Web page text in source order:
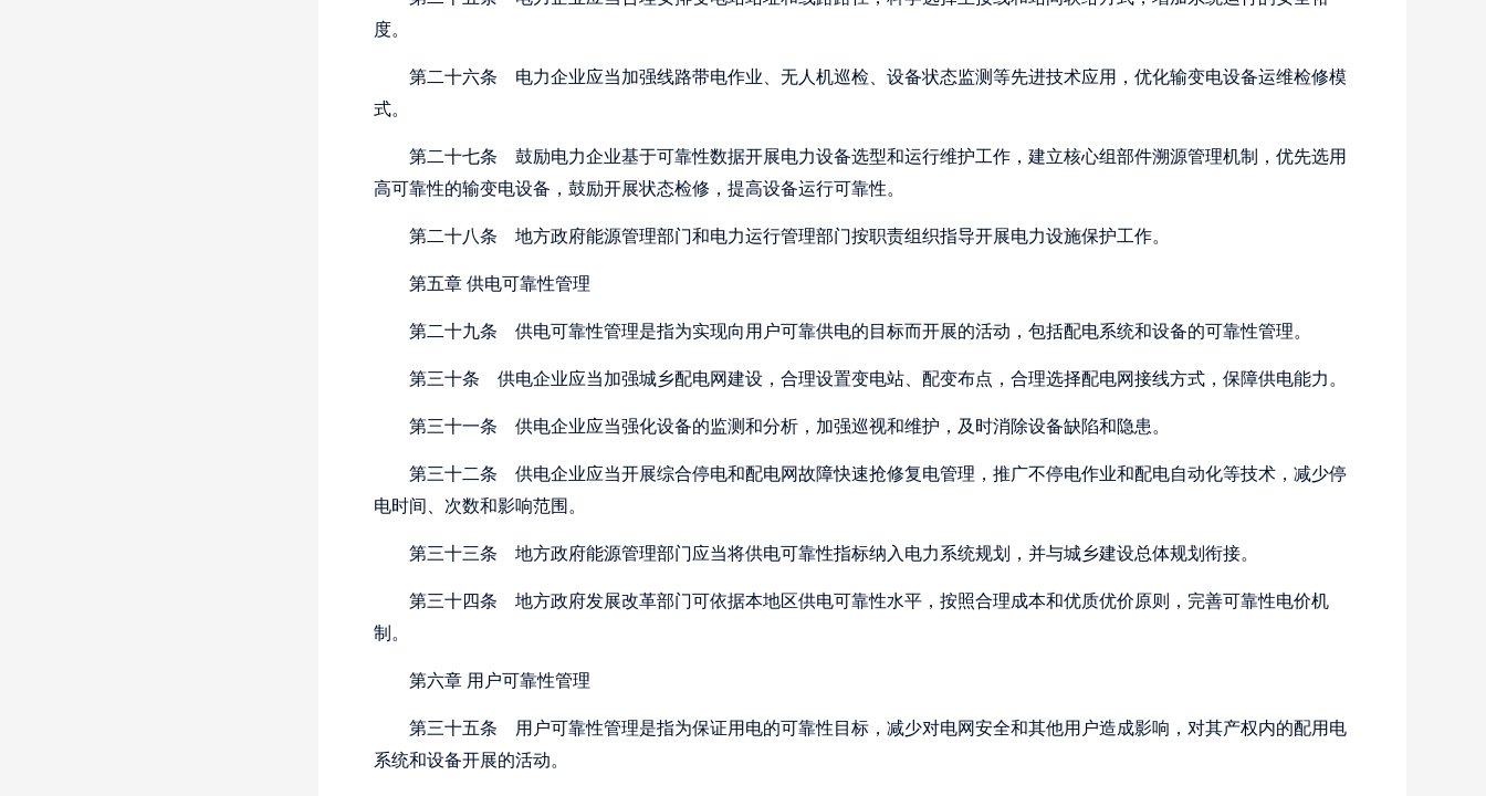
度。
第二十六条 电力企业应当加强线路带电作业、无人机巡检、设备状态监测等先进技术应用，优化输变电设备运维检修模
式。
第二十七条 鼓励电力企业基于可靠性数据开展电力设备选型和运行维护工作，建立核心组部件溯源管理机制，优先选用
高可靠性的输变电设备，鼓励开展状态检修，提高设备运行可靠性。
第二十八条 地方政府能源管理部门和电力运行管理部门按职责组织指导开展电力设施保护工作。
第五章 供电可靠性管理
第二十九条 供电可靠性管理是指为实现向用户可靠供电的目标而开展的活动，包括配电系统和设备的可靠性管理。
第三十条 供电企业应当加强城乡配电网建设，合理设置变电站、配变布点，合理选择配电网接线方式，保障供电能力。
第三十一条 供电企业应当强化设备的监测和分析，加强巡视和维护，及时消除设备缺陷和隐患。
第三十二条 供电企业应当开展综合停电和配电网故障快速抢修复电管理，推广不停电作业和配电自动化等技术，减少停
电时间、次数和影响范围。
第三十三条 地方政府能源管理部门应当将供电可靠性指标纳入电力系统规划，并与城乡建设总体规划衔接。
第三十四条 地方政府发展改革部门可依据本地区供电可靠性水平，按照合理成本和优质优价原则，完善可靠性电价机
制。
第六章 用户可靠性管理
第三十五条 用户可靠性管理是指为保证用电的可靠性目标，减少对电网安全和其他用户造成影响，对其产权内的配用电
系统和设备开展的活动。